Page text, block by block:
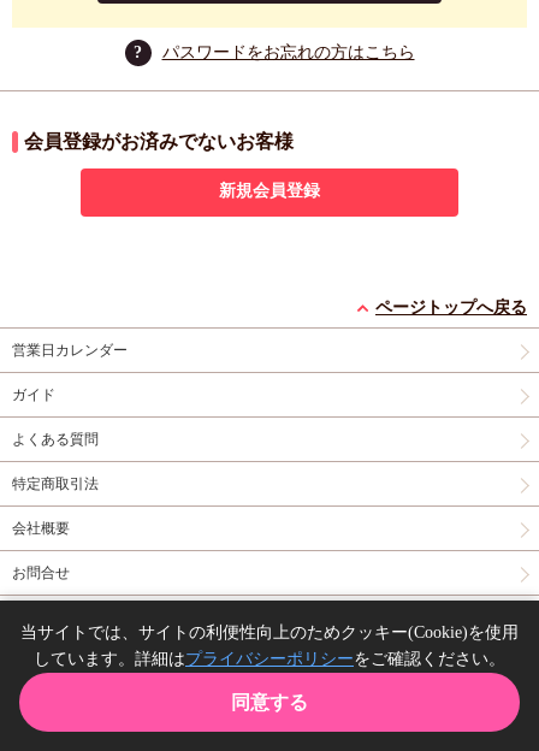
? パスワードをお忘れの方はこちら
会員登録がお済みでないお客様
新規会員登録
ページトップへ戻る
営業日カレンダー
ガイド
よくある質問
特定商取引法
会社概要
お問合せ
Copyright(C) comicomi studio. All right reserved.
当サイトでは、サイトの利便性向上のためクッキー(Cookie)を使用
しています。詳細はプライバシーポリシーをご確認ください。
同意する